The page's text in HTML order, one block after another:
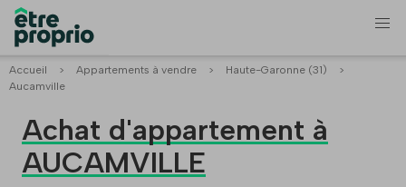
Accueil > Appartements à vendre > Haute-Garonne (31)
>
Aucamville
Achat d'appartement à
AUCAMVILLE